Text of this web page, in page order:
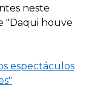
neste
"Daqui houve
espectáculos